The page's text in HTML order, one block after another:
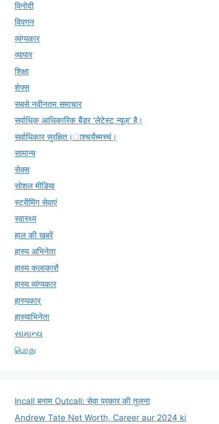
विनोदी
विपणन
व्यंग्यकार
व्यापार
शिक्षा
शेफ्स
सबसे नवीनतम समाचार
सर्वाधिक आधिकारिक बैंडर 'लेटेस्ट न्यूज़' है।
सर्वाधिकार सुरक्षित।ाश्चर्यंच्मच्चं।
सामान्य
सेक्स
सोशल मीडिया
स्ट्रीमिंग सेवाएं
स्वास्थ्य
हाल की खबरें
हास्य अभिनेता
हास्य कलाकारों
हास्य व्यंग्यकार
हास्यकार्
हास्याभिनेता
સામાન્ય
பொது
Incall बनाम Outcall: सेवा प्रकार की तुलना
Andrew Tate Net Worth, Career aur 2024 ki